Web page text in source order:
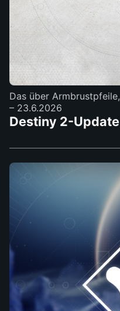
Das über
– 23.6.2026
Destiny 2-Update